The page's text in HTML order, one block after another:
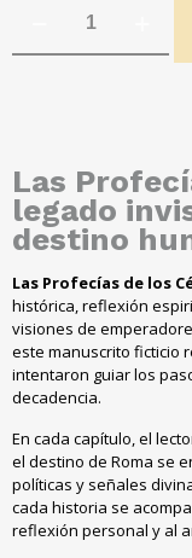
Las
legado
destino
Las Profecías de los
histórica, reflexión
visiones de
este manuscrito ficticio
intentaron guiar los
decadencia.
En cada capítulo, el
el destino de Roma se
políticas y señales
cada historia se
reflexión personal y al